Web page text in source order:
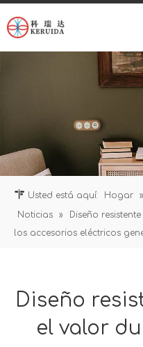
Usted está aquí: Hogar »
Noticias
»
Diseño
los accesorios eléctricos
Diseño
el valor